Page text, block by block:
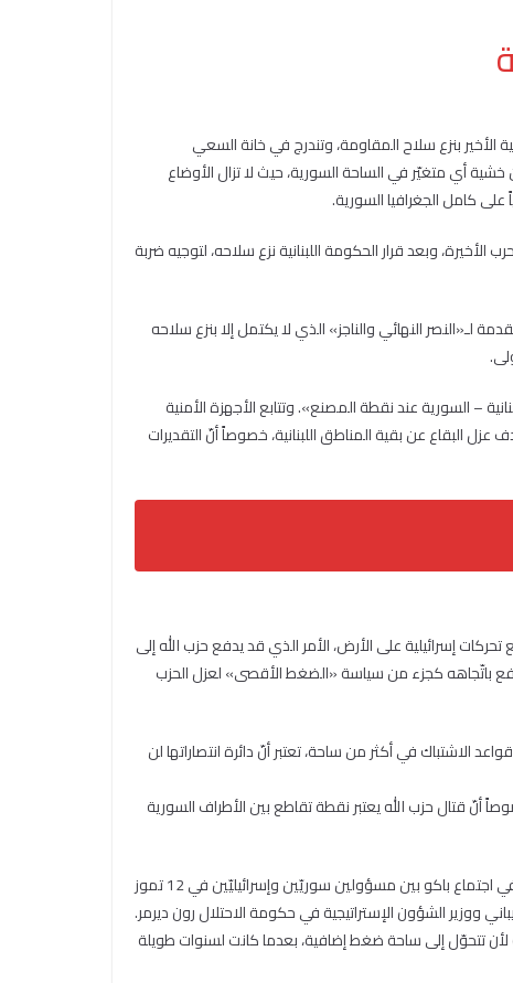
الأخير بنزع سلاح المقاومة، وتندرج في خانة السعي
أي متغيّر في الساحة السورية، حيث لا تزال الأوضاع
كامل الجغرافيا السورية.
وبعد قرار الحكومة اللبنانية نزع سلاحه، لتوجيه ضربة
النهائي والناجز» الذي لا يكتمل إلا بنزع سلاحه
الجنوب. إذ إنّ «العدو اليوم بات على مسافة نحو 20 كيلومتراً من الحدود اللبنانية – السورية عند نقطة المصنع». وتتابع الأجهزة الأمنية
البقاع عن بقية المناطق اللبنانية، خصوصاً أنّ التقديرات
إسرائيلية على الأرض، الأمر الذي قد يدفع حزب الله إلى
باتّجاهه كجزء من سياسة «الضغط الأقصى» لعزل الحزب
الاشتباك في أكثر من ساحة، تعتبر أنّ دائرة انتصاراتها لن
أنّ قتال حزب الله يعتبر نقطة تقاطع بين الأطراف السورية
وفي هذا السياق، كشفت المصادر أنّ التنسيق غير المعلن بين دمشق وتل أبيب في تصاعد مستمر، وقد تعزّز مؤخّراً عبر سلسلة لقاءات بدأت في اجتماع باكو بين مسؤولين سوريّين وإسرائيليّين في 12 تموز
باكو في 31 تموز بين وزير الخارجية السوري أسعد الشيباني ووزير الشؤون الإستراتيجية في حكومة الاحتلال رون ديرمر.
تتحوّل إلى ساحة ضغط إضافية، بعدما كانت لسنوات طويلة